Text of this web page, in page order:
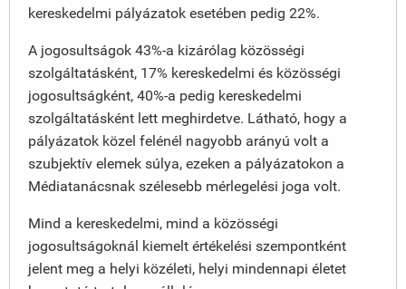
kereskedelmi pályázatok esetében pedig 22%.
A jogosultságok 43%-a kizárólag közösségi
szolgáltatásként, 17% kereskedelmi és közösségi
jogosultságként, 40%-a pedig kereskedelmi
szolgáltatásként lett meghirdetve. Látható, hogy a
pályázatok közel felénél nagyobb arányú volt a
szubjektív elemek súlya, ezeken a pályázatokon a
Médiatanácsnak szélesebb mérlegelési joga volt.
Mind a kereskedelmi, mind a közösségi
jogosultságoknál kiemelt értékelési szempontként
jelent meg a helyi közéleti, helyi mindennapi életet